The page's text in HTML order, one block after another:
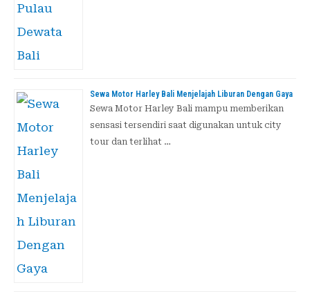
k
Sewa Motor Harley Bali Menjelajah Liburan Dengan Gaya
Sewa Motor Harley Bali mampu memberikan
sensasi tersendiri saat digunakan untuk city
tour dan terlihat …